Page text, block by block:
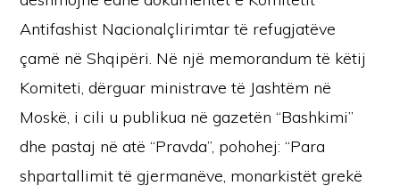
Antifashist Nacionalçlirimtar të refugjatëve
çamë në Shqipëri. Në një memorandum të këtij
Komiteti, dërguar ministrave të Jashtëm në
Moskë, i cili u publikua në gazetën “Bashkimi”
dhe pastaj në atë “Pravda”, pohohej: “Para
shpartallimit të gjermanëve, monarkistët grekë